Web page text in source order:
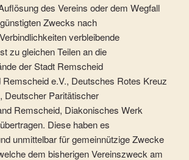
des Vereins oder dem Wegfall
Zwecks nach
verbleibende
zu gleichen Teilen an die
der Stadt Remscheid
Remscheid e.V., Deutsches Rotes Kreuz
Deutscher Paritätischer
Remscheid, Diakonisches Werk
Diese haben es
unmittelbar für gemeinnützige Zwecke
dem bisherigen Vereinszweck am